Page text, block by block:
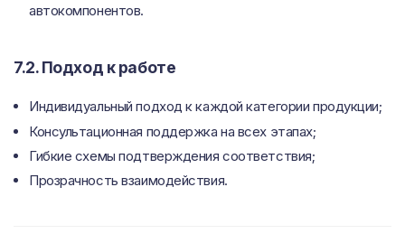
автокомпонентов.
7.2. Подход к работе
Индивидуальный подход к каждой категории продукции;
Консультационная поддержка на всех этапах;
Гибкие схемы подтверждения соответствия;
Прозрачность взаимодействия.